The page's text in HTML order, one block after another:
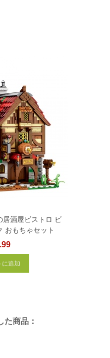
居酒屋ビストロ ビ
おもちゃセット
に追加
た商品：